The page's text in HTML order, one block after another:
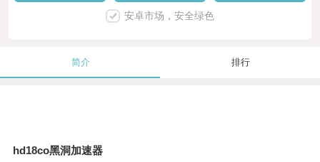
安卓市场，安全绿色
简介 排行
hd18co黑洞加速器